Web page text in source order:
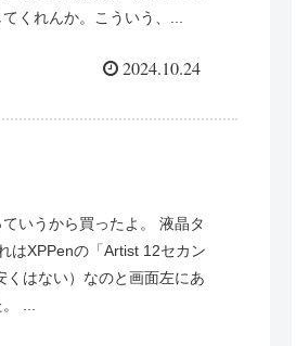
くれんか。こういう、...
2024.10.24
いうから買ったよ。 液晶タ
はXPPenの「Artist 12セカン
くはない）なのと画面左にあ
...